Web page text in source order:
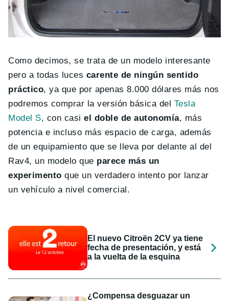
Como decimos, se trata de un modelo interesante
pero a todas luces carente de ningún sentido
práctico, ya que por apenas 8.000 dólares más nos
podremos comprar la versión básica del Tesla
Model S, con casiel doble de autonomía, más
potencia e incluso más espacio de carga, además
de un equipamiento que se lleva por delante al del
Rav4, un modelo que parece más un
experimento que un verdadero intento por lanzar
un vehículo a nivel comercial.
El nuevo Citroën 2CV ya tiene
fecha de presentación, y está
a la vuelta de la esquina
¿Compensa desguazar un